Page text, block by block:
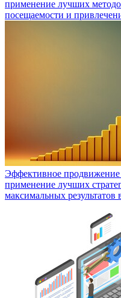
применение лучших
посещаемости и
Эффективное
применение лучших
максимальных результатов